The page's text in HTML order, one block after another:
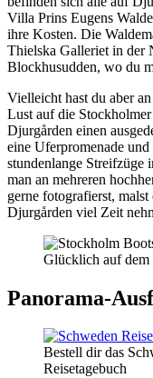
Villa Prins Eugens
ihre Kosten. Die
Thielska Galleriet in der
Blockhusudden, wo du
Vielleicht hast du aber
Lust auf die
Djurgården einen
eine Uferpromenade
stundenlange
man an mehreren
gerne fotografierst,
Djurgården viel Zeit
Glücklich auf dem
Panorama-
Bestell dir das
Reisetagebuch